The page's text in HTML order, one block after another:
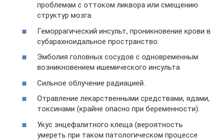
проблемам с оттоком ликвора или смещению
структур мозга.
Геморрагический инсульт, проникновение крови в
субарахноидальное пространство.
Эмболия головных сосудов с одновременным
возникновением ишемического инсульта.
Сильное облучение радиацией.
Отравление лекарственными средствами, ядами,
токсинами (крайне опасно при беременности).
Укус энцефалитного клеща (вероятность
умереть при таком патологическом процессе